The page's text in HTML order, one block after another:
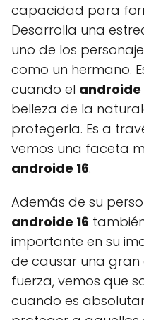
capacidad para
Desarrolla una
uno de los
como un hermano.
cuando el androide
belleza de la
protegerla. Es a
vemos una faceta
androide 16.
Además de su
androide 16
importante en su
de causar una gran
fuerza, vemos que
cuando es